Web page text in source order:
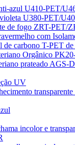
azul U410-PET/
U380-PET/
de fogo ZRT-PET/
com
de carbono T-PET
Orgânico
prateado
UV
incolor e